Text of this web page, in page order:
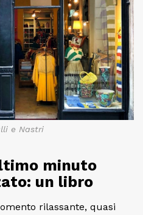
e Nastri
minuto
un libro
rilassante, quasi